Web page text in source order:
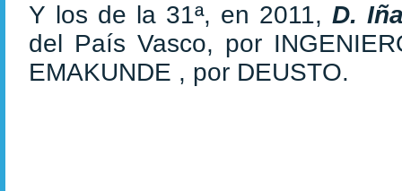
Y los de la 31ª, en 2011, D.
del País Vasco, por
EMAKUNDE , por DEUSTO.